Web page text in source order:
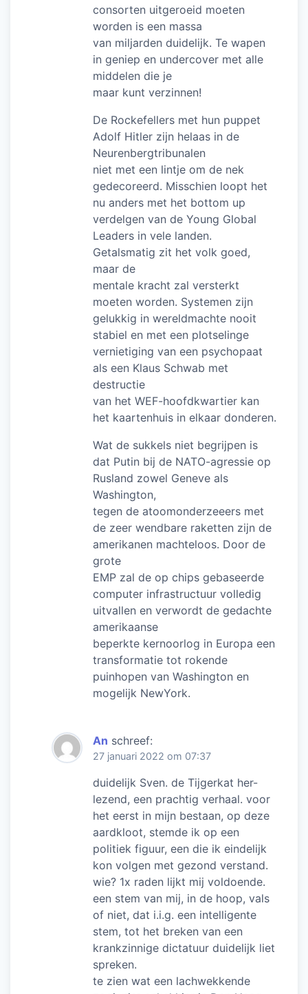
consorten uitgeroeid moeten
worden is een massa
van miljarden duidelijk. Te wapen
in geniep en undercover met alle
middelen die je
maar kunt verzinnen!
De Rockefellers met hun puppet
Adolf Hitler zijn helaas in de
Neurenbergtribunalen
niet met een lintje om de nek
gedecoreerd. Misschien loopt het
nu anders met het bottom up
verdelgen van de Young Global
Leaders in vele landen.
Getalsmatig zit het volk goed,
maar de
mentale kracht zal versterkt
moeten worden. Systemen zijn
gelukkig in wereldmachte nooit
stabiel en met een plotselinge
vernietiging van een psychopaat
als een Klaus Schwab met
destructie
van het WEF-hoofdkwartier kan
het kaartenhuis in elkaar donderen.
Wat de sukkels niet begrijpen is
dat Putin bij de NATO-agressie op
Rusland zowel Geneve als
Washington,
tegen de atoomonderzeeers met
de zeer wendbare raketten zijn de
amerikanen machteloos. Door de
grote
EMP zal de op chips gebaseerde
computer infrastructuur volledig
uitvallen en verwordt de gedachte
amerikaanse
beperkte kernoorlog in Europa een
transformatie tot rokende
puinhopen van Washington en
mogelijk NewYork.
An schreef:
27 januari 2022 om 07:37
duidelijk Sven. de Tijgerkat her-
lezend, een prachtig verhaal. voor
het eerst in mijn bestaan, op deze
aardkloot, stemde ik op een
politiek figuur, een die ik eindelijk
kon volgen met gezond verstand.
wie? 1x raden lijkt mij voldoende.
een stem van mij, in de hoop, vals
of niet, dat i.i.g. een intelligente
stem, tot het breken van een
krankzinnige dictatuur duidelijk liet
spreken.
te zien wat een lachwekkende